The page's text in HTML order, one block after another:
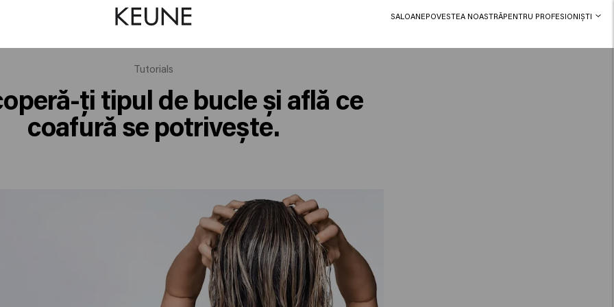
SALOANEPOVESTEA NOASTRĂPENTRU PROFESIONIȘTI
Tutorials
ți tipul de bucle și află ce
coafură se potrivește.